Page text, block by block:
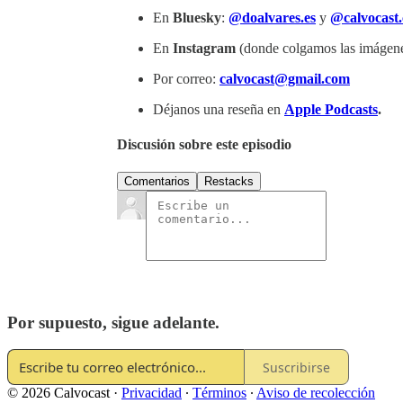
En Bluesky: @doalvares.es y
En Instagram (donde colgamos las
Por correo: calvocast@gmail.com
Déjanos una reseña en Apple Podcasts.
Discusión sobre este episodio
Comentarios Restacks
Por supuesto, sigue adelante.
Suscribirse
© 2026 Calvocast· Privacidad ∙ Términos ∙ Aviso de recolección